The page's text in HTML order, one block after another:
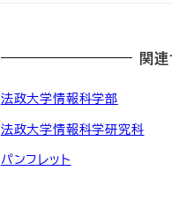
関連
法政大学情報科学部
法政大学情報科学研究科
パンフレット